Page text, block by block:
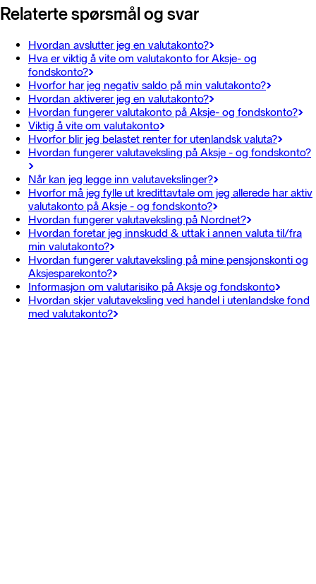
Relaterte spørsmål og svar
Hvordan avslutter jeg en valutakonto?
Hva er viktig å vite om valutakonto for Aksje- og
fondskonto?
Hvorfor har jeg negativ saldo på min valutakonto?
Hvordan aktiverer jeg en valutakonto?
Hvordan fungerer valutakonto på Aksje- og fondskonto?
Viktig å vite om valutakonto
Hvorfor blir jeg belastet renter for utenlandsk valuta?
Hvordan fungerer valutaveksling på Aksje - og fondskonto?
Når kan jeg legge inn valutavekslinger?
Hvorfor må jeg fylle ut kredittavtale om jeg allerede har aktiv
valutakonto på Aksje - og fondskonto?
Hvordan fungerer valutaveksling på Nordnet?
Hvordan foretar jeg innskudd & uttak i annen valuta til/fra
min valutakonto?
Hvordan fungerer valutaveksling på mine pensjonskonti og
Aksjesparekonto?
Informasjon om valutarisiko på Aksje og fondskonto
Hvordan skjer valutaveksling ved handel i utenlandske fond
med valutakonto?